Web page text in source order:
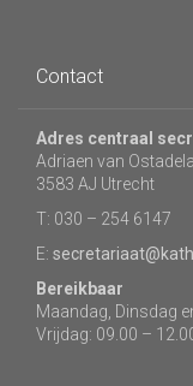
Contact
Adres centraal
Adriaen van
3583 AJ Utrecht
T: 030 – 254 6147
E:
Bereikbaar
Maandag, Dinsdag
Vrijdag: 09.00 –